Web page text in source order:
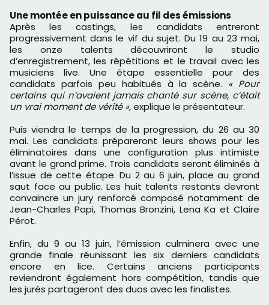
Une montée en puissance au fil des émissions
Après les castings, les candidats entreront
progressivement dans le vif du sujet. Du 19 au 23 mai,
les onze talents découvriront le studio
d’enregistrement, les répétitions et le travail avec les
musiciens live. Une étape essentielle pour des
candidats parfois peu habitués à la scène. « Pour
certains qui n’avaient jamais chanté sur scène, c’était
un vrai moment de vérité »,explique le présentateur.
Puis viendra le temps de la progression, du 26 au 30
mai. Les candidats prépareront leurs shows pour les
éliminatoires dans une configuration plus intimiste
avant le grand prime. Trois candidats seront éliminés à
l’issue de cette étape. Du 2 au 6 juin, place au grand
saut face au public. Les huit talents restants devront
convaincre un jury renforcé composé notamment de
Jean-Charles Papi, Thomas Bronzini, Lena Ka et Claire
Pérot.
Enfin, du 9 au 13 juin, l’émission culminera avec une
grande finale réunissant les six derniers candidats
encore en lice. Certains anciens participants
reviendront également hors compétition, tandis que
les jurés partageront des duos avec les finalistes.